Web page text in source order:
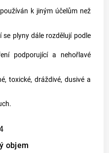
k jiným účelům než
se plynydále rozdělují podle
podporující a nehořlavé
toxické, dráždivé, dusivé a
objem